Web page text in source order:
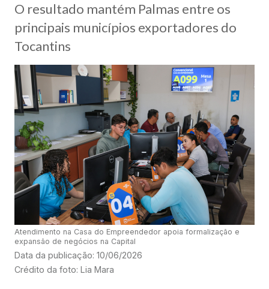
O resultado mantém Palmas entre os
principais municípios exportadores do
Tocantins
Atendimento na Casa do Empreendedor apoia formalização e
expansão de negócios na Capital
Data da publicação: 10/06/2026
Crédito da foto: Lia Mara